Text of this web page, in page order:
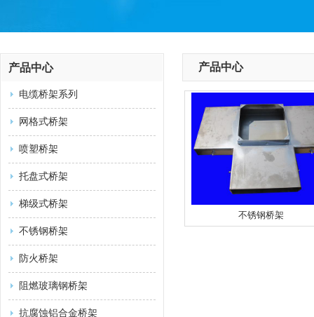
产品中心
电缆桥架系列
网格式桥架
喷塑桥架
托盘式桥架
梯级式桥架
不锈钢桥架
防火桥架
阻燃玻璃钢桥架
抗腐蚀铝合金桥架
产品中心
不锈钢桥架